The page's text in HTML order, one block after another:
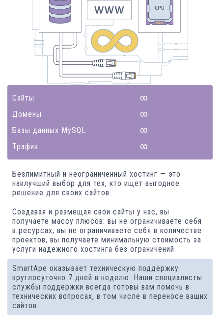
Сайты
Домены
Базы данных MySQL
Трафик
Безлимитный и неограниченный хостинг — это
наилучший выбор для тех, кто ищет выгодное
решение для своих сайтов.
Создавая и размещая свои сайты у нас, вы
получаете массу плюсов: вы не ограничиваете себя
в ресурсах, вы не ограничиваете себя в количестве
проектов, вы получаете минимальную стоимость за
услуги надежного хостинга без ограничений.
SmartApe оказывает техническую поддержку
круглосуточно 7 дней в неделю. Наши специалисты
службы поддержки всегда готовы вам помочь в
технических вопросах, в том числе в переносе ваших
сайтов.